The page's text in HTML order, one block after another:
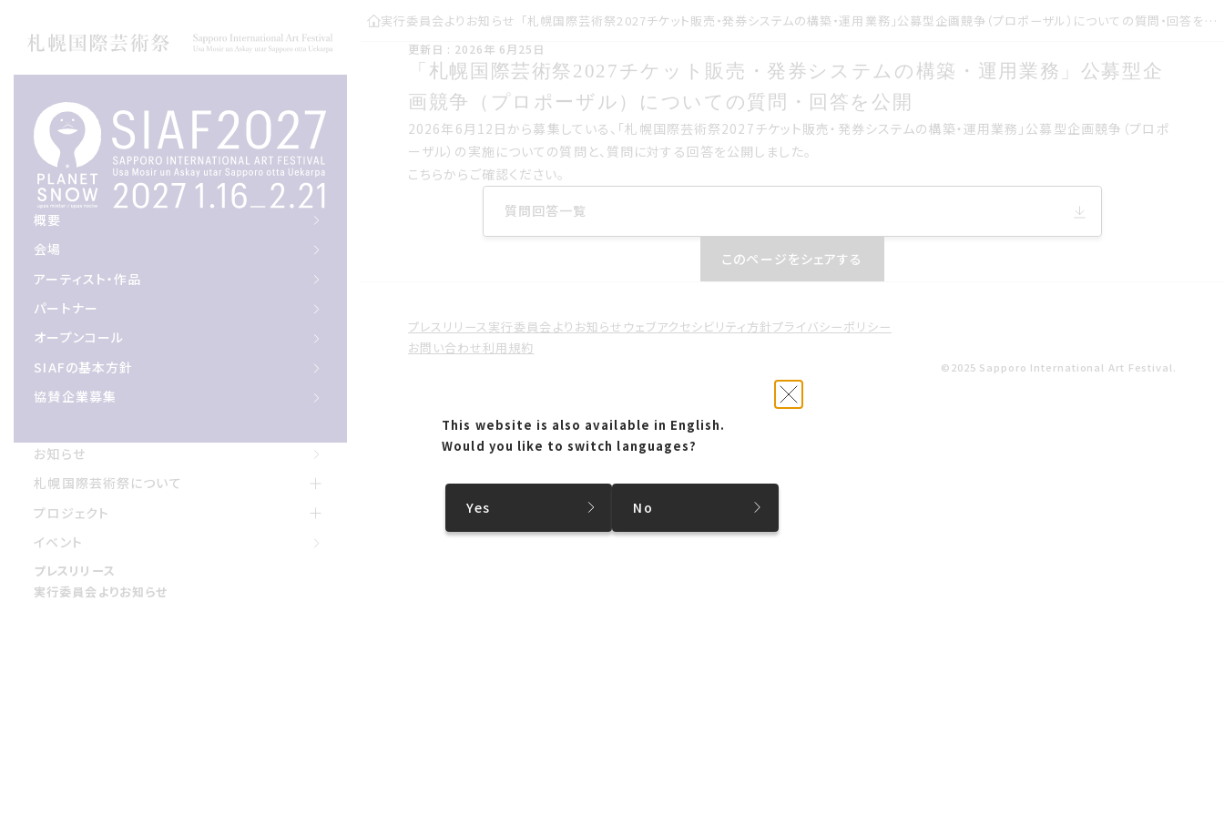
This website is also available in English.
Would you like to switch languages?
Yes No
概要
概要
会場
会場
アーティスト作品
アーティスト・作品
パートナー
パートナー
オープンコール
オープンコール
サイアフの基本方針
SIAFの基本方針
協賛企業募集
協賛企業募集
お知らせ
お知らせ
札幌国際げいじゅつさいについて
札幌国際芸術祭について
プロジェクト
プロジェクト
イベント
イベント
プレスリリース
プレスリリース
実行委員会よりお知らせ
実行委員会よりお知らせ
実行委員会よりお知らせ 「札幌国際芸術祭2027チケット販売・発券システムの構築・運用業務」公募型企画競争（プロポーザル）についての質問・回答を公開
こうしんび 2026年 ろくが
つ25日
更新日 : 2026年 6月25日
札幌国際げいじゅつさい2027チケット販売発券システムの構築運用業務公募型企
画競争プロポーザルについての質問回答を公開
「札幌国際芸術祭2027チケット販売・発券システムの構築・運用業務」公募型企
画競争（プロポーザル）についての質問・回答を公開
2026年ろくがつ12日から募集している 札幌国際げいじゅつさい2027チケット販売発券システムの構築運用業務公募型企画競争プ
ロポーザルの実施についての質問と 質問に対する回答を公開しました
2026年6月12日から募集している、「札幌国際芸術祭2027チケット販売・発券システムの構築・運用業務」公募型企画競争（プロポ
ーザル）の実施についての質問と、質問に対する回答を公開しました。
こちらからご確認ください。
質問回答一覧
質問回答一覧
このページをシェアする
プレスリリース 実行委員会よりお知らせ ウェブアクセシビリティ方針プライバシーポリシー
お問い合わせ利用規約
©2025 Sapporo International Art Festival.